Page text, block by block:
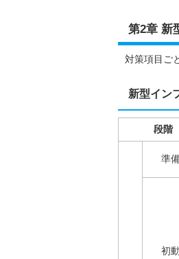
第2章 新
対策項目ご
新型イン
段階
準
初